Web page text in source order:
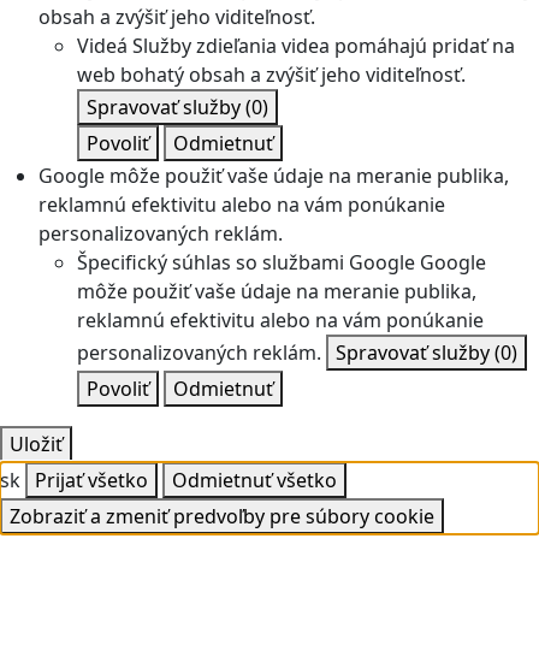
obsah a zvýšiť jeho viditeľnosť.
Videá Služby zdieľania videa pomáhajú pridať na
web bohatý obsah a zvýšiť jeho viditeľnosť.
Spravovať služby(0)
Povoliť
Odmietnuť
Google môže použiť vaše údaje na meranie publika,
reklamnú efektivitu alebo na vám ponúkanie
personalizovaných reklám.
Špecifický súhlas so službami Google Google
môže použiť vaše údaje na meranie publika,
reklamnú efektivitu alebo na vám ponúkanie
personalizovaných reklám. Spravovať služby(0)
Povoliť
Odmietnuť
Uložiť
sk Prijať všetko
Odmietnuť všetko
Zobraziť a zmeniť predvoľby pre súbory cookie